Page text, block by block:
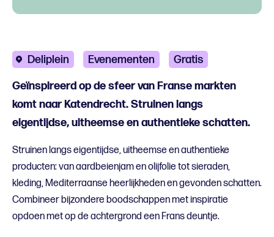
Deliplein Evenementen Gratis
Geïnspireerd op de sfeer van Franse markten
komt naar Katendrecht. Struinen langs
eigentijdse, uitheemse en authentieke schatten.
Struinen langs eigentijdse, uitheemse en authentieke
producten: van aardbeienjam en olijfolie tot sieraden,
kleding, Mediterraanse heerlijkheden en gevonden schatten.
Combineer bijzondere boodschappen met inspiratie
opdoen met op de achtergrond een Frans deuntje.